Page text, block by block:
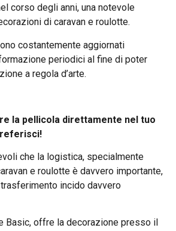
corso degli anni, una notevole
di caravan e roulotte.
costantemente aggiornati
periodici al fine di poter
a regola d’arte.
la pellicola direttamente nel tuo
che la logistica, specialmente
e roulotte è davvero importante,
incido davvero
Basic, offre la decorazione presso il